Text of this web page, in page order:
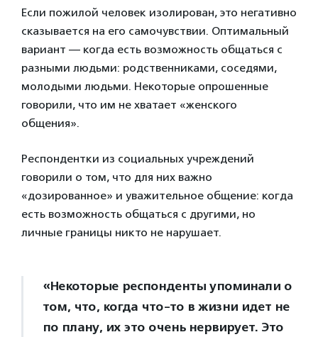
Если пожилой человек изолирован, это негативно
сказывается на его самочувствии. Оптимальный
вариант — когда есть возможность общаться с
разными людьми: родственниками, соседями,
молодыми людьми. Некоторые опрошенные
говорили, что им не хватает «женского
общения».
Респондентки из социальных учреждений
говорили о том, что для них важно
«дозированное» и уважительное общение: когда
есть возможность общаться с другими, но
личные границы никто не нарушает.
«Некоторые респонденты упоминали о
том, что, когда что-то в жизни идет не
по плану, их это очень нервирует. Это